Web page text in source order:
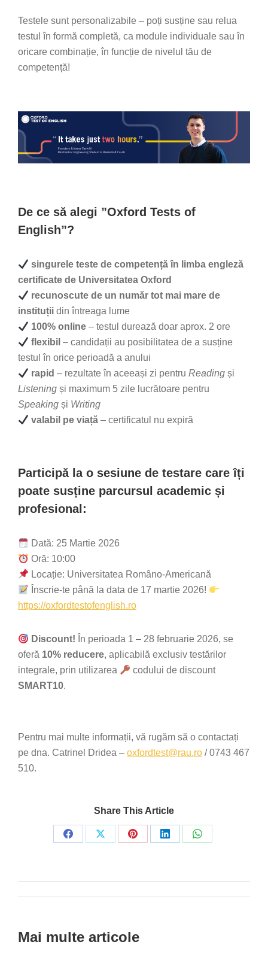
Testele sunt personalizabile – poți susține sau relua
testul în formă completă, ca module individuale sau în
oricare combinație, în funcție de nivelul tău de
competență!
De ce să alegi ”Oxford Tests of
English”?
singurele teste de competență în limba engleză
certificate de Universitatea Oxford
recunoscute de un număr tot mai mare de
instituții din întreaga lume
100% online – testul durează doar aprox. 2 ore
flexibil – candidații au posibilitatea de a susține
testul în orice perioadă a anului
rapid – rezultate în aceeași zi pentruReading și
Listening și maximum 5 zile lucrătoare pentru
Speaking și Writing
valabil pe viață – certificatul nu expiră
Participă la o sesiune de testare care îți
poate susține parcursul academic și
profesional:
Dată: 25 Martie 2026
Oră: 10:00
Locație: Universitatea Româno-Americană
Înscrie-te până la data de 17 martie 2026!
https://oxfordtestofenglish.ro
Discount! În perioada 1 – 28 februarie 2026, se
oferă 10% reducere, aplicabilă exclusiv testărilor
integrale, prin utilizarea
codului de discount
SMART10.
Pentru mai multe informații, vă rugăm să o contactați
pe dna. Catrinel Dridea – oxfordtest@rau.ro / 0743 467
510.
Share This Article
Share
Share
Share
Share
Share
Post
Mai multe articole